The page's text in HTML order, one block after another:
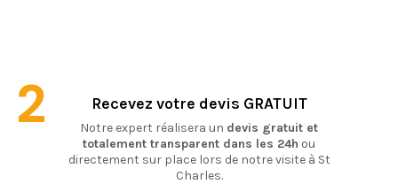
Recevez votre devis GRATUIT
Notre expert réalisera un devis gratuit et
totalement transparent dans les 24h ou
directement sur place lors de notre visite à St
Charles.
2